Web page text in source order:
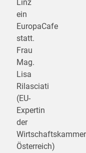
Linz
ein
EuropaCafe
statt.
Frau
Mag.
Lisa
Rilasciati
(EU-
Expertin
der
Wirtschaftskammer
Österreich)